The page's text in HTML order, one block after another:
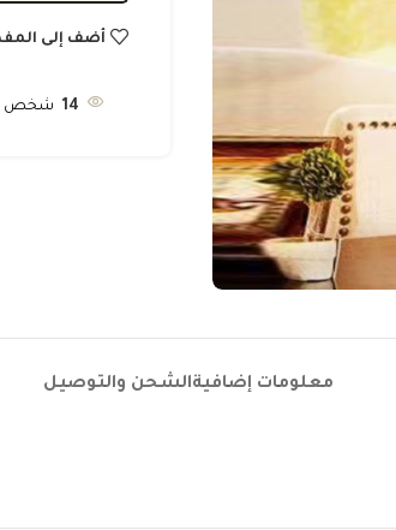
أضف إلى
14 شخص
معلومات إضافيةالشحن والتوصيل